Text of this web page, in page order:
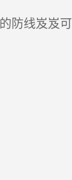
防线岌岌可